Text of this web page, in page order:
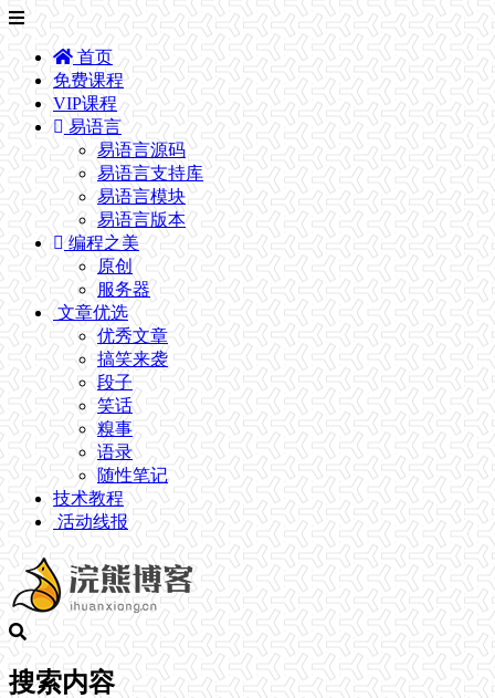
首页
免费课程
VIP课程
易语言
易语言源码
易语言支持库
易语言模块
易语言版本
编程之美
原创
服务器
文章优选
优秀文章
搞笑来袭
段子
笑话
糗事
语录
随性笔记
技术教程
活动线报
搜索内容